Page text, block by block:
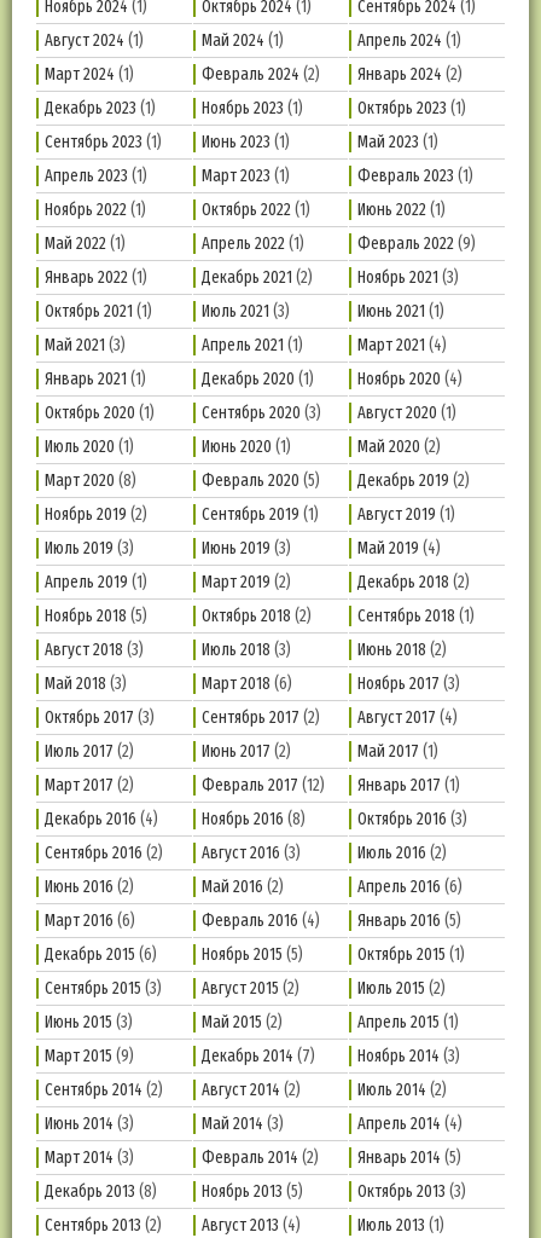
Ноябрь 2024 (1) Октябрь 2024 (1) Сентябрь 2024 (1)
Август 2024 (1) Май 2024 (1) Апрель 2024 (1)
Март 2024 (1) Февраль 2024 (2) Январь 2024 (2)
Декабрь 2023 (1) Ноябрь 2023 (1) Октябрь 2023 (1)
Сентябрь 2023 (1) Июнь 2023 (1) Май 2023 (1)
Апрель 2023 (1) Март 2023 (1) Февраль 2023 (1)
Ноябрь 2022(1) Октябрь 2022(1) Июнь 2022(1)
Май 2022(1) Апрель 2022(1) Февраль 2022(9)
Январь 2022(1) Декабрь 2021 (2) Ноябрь 2021 (3)
Октябрь 2021 (1) Июль 2021 (3) Июнь 2021 (1)
Май 2021 (3) Апрель 2021 (1) Март 2021 (4)
Январь 2021 (1) Декабрь 2020 (1) Ноябрь 2020 (4)
Октябрь 2020 (1) Сентябрь 2020 (3) Август 2020 (1)
Июль 2020 (1) Июнь 2020 (1) Май 2020 (2)
Март 2020 (8) Февраль 2020 (5) Декабрь 2019 (2)
Ноябрь 2019 (2) Сентябрь 2019 (1) Август 2019 (1)
Июль 2019 (3) Июнь 2019 (3) Май 2019 (4)
Апрель 2019 (1) Март 2019 (2) Декабрь 2018 (2)
Ноябрь 2018 (5) Октябрь 2018 (2) Сентябрь 2018 (1)
Август 2018 (3) Июль 2018 (3) Июнь 2018 (2)
Май 2018 (3) Март 2018 (6) Ноябрь 2017 (3)
Октябрь 2017 (3) Сентябрь 2017 (2) Август 2017 (4)
Июль 2017 (2) Июнь 2017 (2) Май 2017 (1)
Март 2017 (2) Февраль 2017 (12) Январь 2017 (1)
Декабрь 2016 (4) Ноябрь 2016 (8) Октябрь 2016 (3)
Сентябрь 2016 (2) Август 2016 (3) Июль 2016 (2)
Июнь 2016 (2) Май 2016 (2) Апрель 2016 (6)
Март 2016 (6) Февраль 2016 (4) Январь 2016 (5)
Декабрь 2015 (6) Ноябрь 2015 (5) Октябрь 2015 (1)
Сентябрь 2015 (3) Август 2015 (2) Июль 2015 (2)
Июнь 2015 (3) Май 2015 (2) Апрель 2015 (1)
Март 2015 (9) Декабрь 2014 (7) Ноябрь 2014 (3)
Сентябрь 2014 (2) Август 2014 (2) Июль 2014 (2)
Июнь 2014 (3) Май 2014 (3) Апрель 2014 (4)
Март 2014 (3) Февраль 2014 (2) Январь 2014 (5)
Декабрь 2013 (8) Ноябрь 2013 (5) Октябрь 2013 (3)
Сентябрь 2013 (2) Август 2013 (4) Июль 2013 (1)